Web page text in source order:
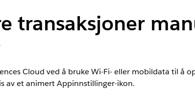
transaksjoner
Cloud ved å bruke Wi-Fi- eller mobildata til å
av et animert Appinnstillinger-ikon.